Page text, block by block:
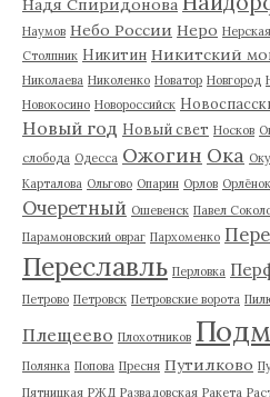
Надя Спиридонова
Наумов Небо России Неро Нерская
Столпник Никитин Никитский
Николаева Николенко Новатор Новгород
Новокосино Новороссийск
Новый год Новый свет Носков
слобода Одесса Ожогин Ока
Карталова Ольгово Опарин Орлов Орлёнок
Очеретный Ошевенск Павел
Парамоновский овраг Пархоменко
Переславль Перловка
Петрово Петровск Петровские ворота
Плещеево Плохотников
Полянка Попова Пресня Путилково
Пятницкая РЖД Развадовская Ракета